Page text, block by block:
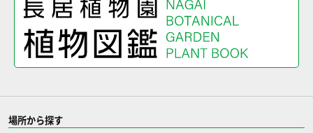
場所から探す